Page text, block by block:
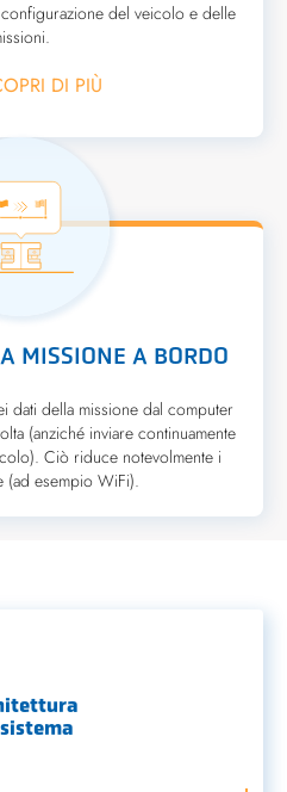
del veicolo e delle
DI PIÙ
MISSIONE A BORDO
dati della missione dal computer
(anziché inviare continuamente
Ciò riduce notevolmente i
(ad esempio WiFi).